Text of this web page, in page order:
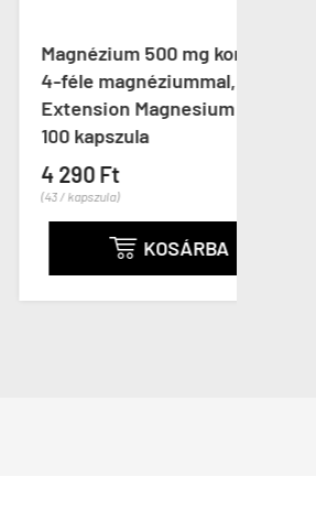
500 mg komplex
magnéziummal, Life
Magnesium Caps,
KOSÁRBA